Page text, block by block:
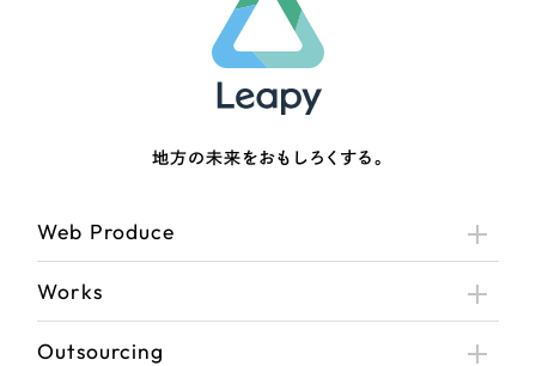
地方の未来をおもしろくする。
Web Produce
Works
Outsourcing